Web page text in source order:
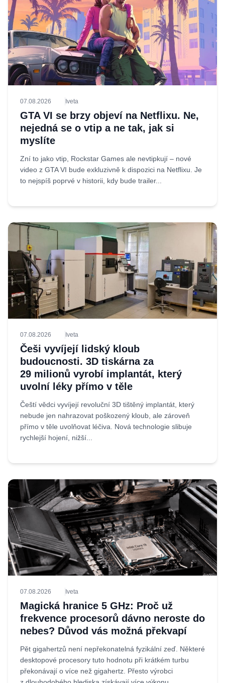
07.08.2026 Iveta
GTA VI se brzy objeví na Netflixu. Ne,
nejedná se o vtip a ne tak, jak si
myslíte
Zní to jako vtip, Rockstar Games ale nevtipkují – nové
video z GTA VI bude exkluzivně k dispozici na Netflixu. Je
to nejspíš poprvé v historii, kdy bude trailer...
07.08.2026 Iveta
Češi vyvíjejí lidský kloub
budoucnosti. 3D tiskárna za
29 milionů vyrobí implantát, který
uvolní léky přímo v těle
Čeští vědci vyvíjejí revoluční 3D tištěný implantát, který
nebude jen nahrazovat poškozený kloub, ale zároveň
přímo v těle uvolňovat léčiva. Nová technologie slibuje
rychlejší hojení, nižší...
07.08.2026 Iveta
Magická hranice 5 GHz: Proč už
frekvence procesorů dávno neroste do
nebes? Důvod vás možná překvapí
Pět gigahertzů není nepřekonatelná fyzikální zeď. Některé
desktopové procesory tuto hodnotu při krátkém turbu
překonávají o více než gigahertz. Přesto výrobci